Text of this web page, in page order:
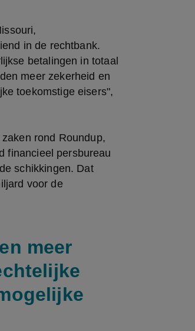
in de rechtbank.
betalingen in totaal
meer zekerheid en
toekomstige eisers",
rond Roundup,
financieel persbureau
schikkingen. Dat
voor de
meer